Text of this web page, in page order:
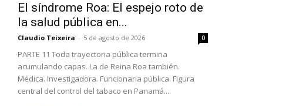
El síndrome Roa: El espejo roto de
la salud pública en...
Claudio Teixeira - 5 de agosto de 2026 0
PARTE 11 Toda trayectoria pública termina
acumulando capas. La de Reina Roa también.
Médica. Investigadora. Funcionaria pública. Figura
central del control del tabaco en Panamá....